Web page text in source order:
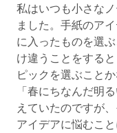
私はいつも小さな
ました。手紙のア
に入ったものを選
け違うことをする
ピックを選ぶこと
「春にちなんだ明
えていたのですが
アイデアに悩むこと